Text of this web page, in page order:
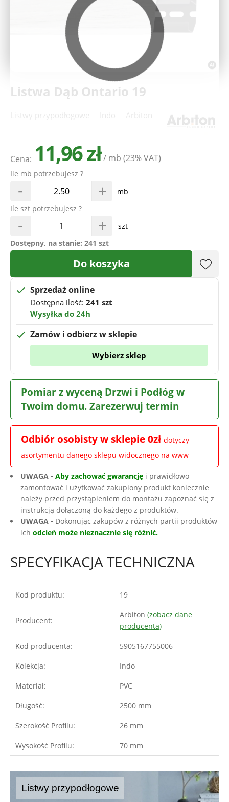
Listwa Dąb Ontario 19
Cena: 11,96 zł/ mb (23% VAT)
Ile mb potrzebujesz ?
- +
mb
Ile szt potrzebujesz ?
- +
szt
Dostępny, na stanie: 241 szt
Do koszyka
Sprzedaż online
Dostępna ilość: 241 szt
Wysyłka do 24h
Zamów i odbierz w sklepie
Wybierz sklep
Pomiar z wyceną Drzwi i Podłóg w
Twoim domu. Zarezerwuj termin
Odbiór osobisty w sklepie 0zł dotyczy
asortymentu danego sklepu widocznego na www
UWAGA - Aby zachować gwarancję i prawidłowo
zamontować i użytkować zakupiony produkt koniecznie
należy przed przystąpieniem do montażu zapoznać się z
instrukcją dołączoną do każdego z produktów.
UWAGA - Dokonując zakupów z różnych partii produktów
ich odcień może nieznacznie się różnić.
SPECYFIKACJA TECHNICZNA
Kod produktu: 19
Producent:
Arbiton (zobacz dane
producenta)
Kod producenta: 5905167755006
Kolekcja: Indo
Materiał: PVC
Długość: 2500 mm
Szerokość Profilu: 26 mm
Wysokość Profilu: 70 mm
Listwy przypodłogowe